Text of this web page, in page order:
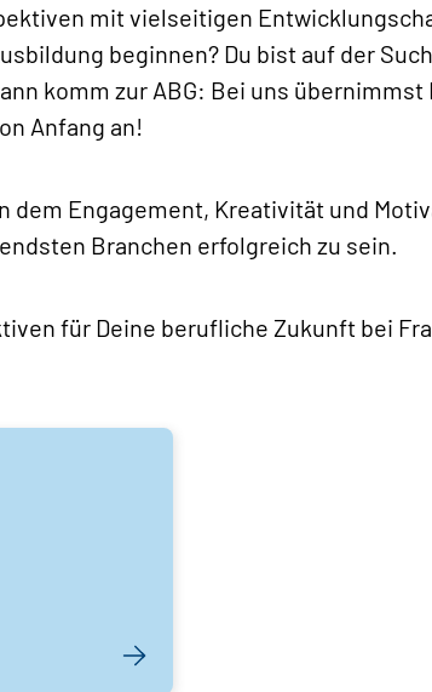
mit vielseitigen
beginnen? Du bist auf der
komm zur ABG: Bei uns übernimmst
Anfang an!
dem Engagement, Kreativität und
Branchen erfolgreich zu sein.
für Deine berufliche Zukunft bei